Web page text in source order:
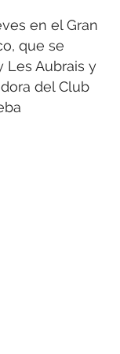
en el Gran
que se
Les Aubrais y
del Club